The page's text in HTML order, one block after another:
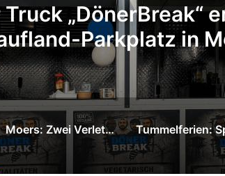
Verletzte bei
Venloer Straße
Tummelferien: Sparkasse am Niederrhein überreicht 1.000-Euro-Spende